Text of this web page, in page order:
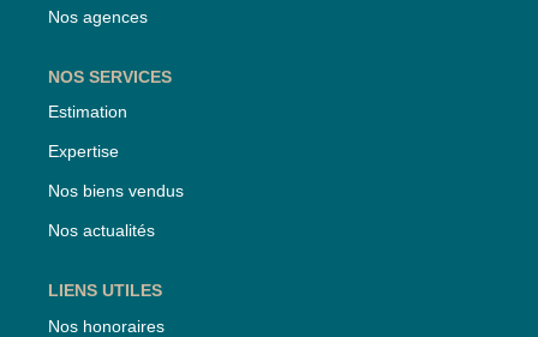
Nos agences
NOS SERVICES
Estimation
Expertise
Nos biens vendus
Nos actualités
LIENS UTILES
Nos honoraires